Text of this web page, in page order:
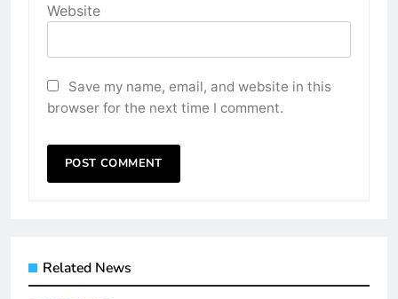
Website
Save my name, email, and website in this
browser for the next time I comment.
Related News